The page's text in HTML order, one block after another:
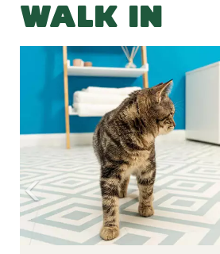
WALK IN
Previous